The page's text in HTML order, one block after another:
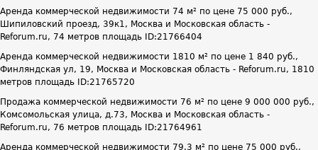
Аренда коммерческой недвижимости 74 м² по цене 75 000 руб.,
Шипиловский проезд, 39к1, Москва и Московская область -
Reforum.ru, 74 метров площадь ID:21766404
Аренда коммерческой недвижимости 1810 м² по цене 1 840 руб.,
Финляндская ул, 19, Москва и Московская область - Reforum.ru, 1810
метров площадь ID:21765720
Продажа коммерческой недвижимости 76 м² по цене 9 000 000 руб.,
Комсомольская улица, д.73, Москва и Московская область -
Reforum.ru, 76 метров площадь ID:21764961
Аренда коммерческой недвижимости 79.3 м² по цене 75 000 руб.,